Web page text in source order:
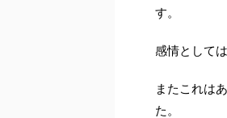
す。
感情として
またこれは
た。